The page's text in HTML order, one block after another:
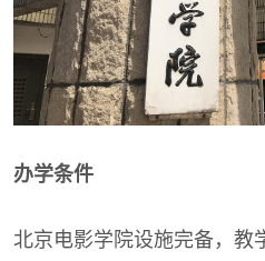
办学条件
北京电影学院设施完备，教